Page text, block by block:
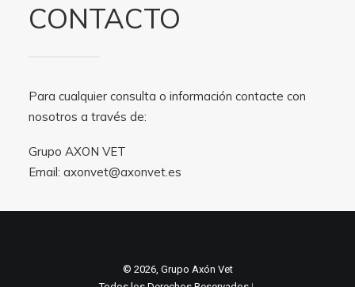
CONTACTO
Para cualquier consulta o información contacte con
nosotros a través de:
Grupo AXON VET
Email: axonvet@axonvet.es
© 2026, Grupo Axón Vet